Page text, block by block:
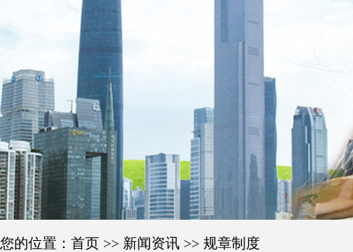
您的位置： 首页 >> 新闻资讯 >> 规章制度